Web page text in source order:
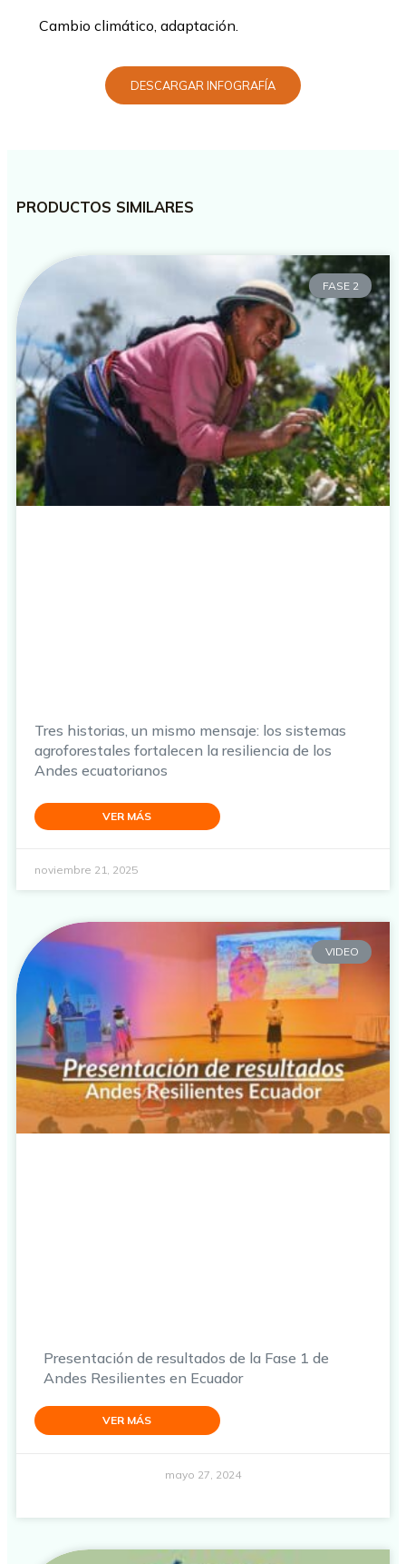
Cambio climático, adaptación.
DESCARGAR INFOGRAFÍA
PRODUCTOS SIMILARES
FASE 2
Tres historias, un mismo mensaje: los sistemas
agroforestales fortalecen la resiliencia de los
Andes ecuatorianos
VER MÁS
noviembre 21, 2025
VIDEO
Presentación de resultados de la Fase 1 de
Andes Resilientes en Ecuador
VER MÁS
mayo 27, 2024